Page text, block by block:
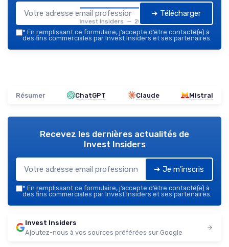
Invest Insiders — 2026
➔ Télécharger
* En remplissant ce formulaire, j’accepte d’être contacté(e) à
des fins commerciales par Invest Insiders et ses partenaires.
Résumer ChatGPT Claude Mistral
Recevez les dernières actualités de
Invest Insiders
➔ Je m'inscris
* En remplissant ce formulaire, j’accepte d’être contacté(e) à
des fins commerciales par Invest Insiders et ses partenaires.
Invest Insiders
Ajoutez-nous à vos sources préférées sur Google